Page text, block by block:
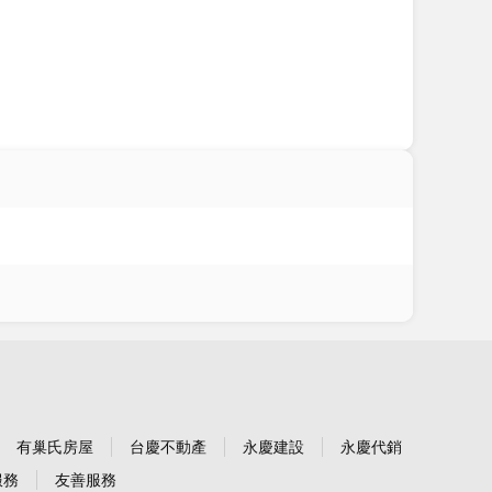
有巢氏房屋 台慶不動產 永慶建設
永慶代銷
友善服務